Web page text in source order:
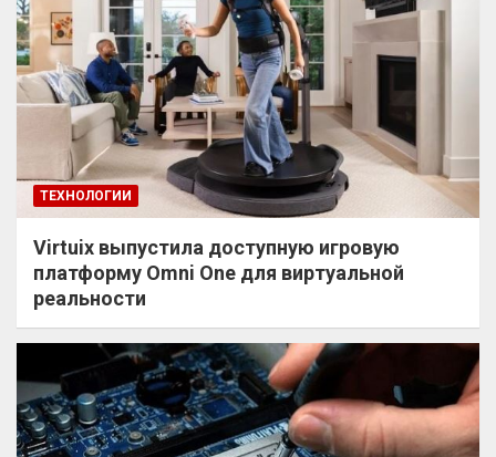
ТЕХНОЛОГИИ
Virtuix выпустила доступную игровую
платформу Omni One для виртуальной
реальности